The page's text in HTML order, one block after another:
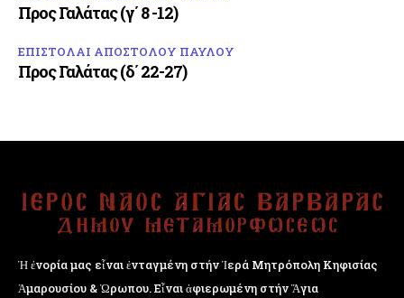
Προς Γαλάτας (γ΄ 8 -12)
ΕΠΙΣΤΟΛΑΙ ΑΠΟΣΤΟΛΟΥ ΠΑΥΛΟΥ
Προς Γαλάτας (δ΄ 22-27)
Ἡ ἐνορία μας εἶναι ἐνταγμένη στήν Ἱερά Μητρόπολη Κηφισίας
Ἁμαρουσίου & Ὠρωπου. Εἶναι ἀφιερωμένη στήν Ἅγια